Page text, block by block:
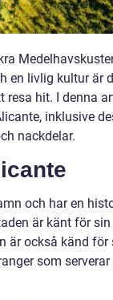
en livlig kultur är
hit. I denna
inklusive
nackdelar.
och har en
är känt för
är också känd för
som serverar